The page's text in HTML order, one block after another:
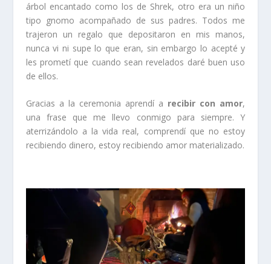
árbol encantado como los de Shrek, otro era un niño
tipo gnomo acompañado de sus padres. Todos me
trajeron un regalo que depositaron en mis manos,
nunca vi ni supe lo que eran, sin embargo lo acepté y
les prometí que cuando sean revelados daré buen uso
de ellos.
Gracias a la ceremonia aprendí a recibir con amor,
una frase que me llevo conmigo para siempre. Y
aterrizándolo a la vida real, comprendí que no estoy
recibiendo dinero, estoy recibiendo amor materializado.